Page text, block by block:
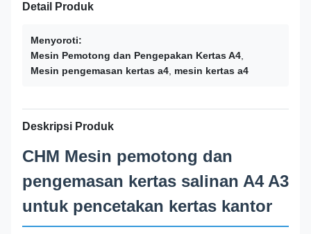
Detail Produk
Menyoroti:
Mesin Pemotong dan Pengepakan Kertas A4
Mesin pengemasan kertas a4 mesin kertas a4
Deskripsi Produk
CHM Mesin pemotong dan
pengemasan kertas salinan A4 A3
untuk pencetakan kertas kantor